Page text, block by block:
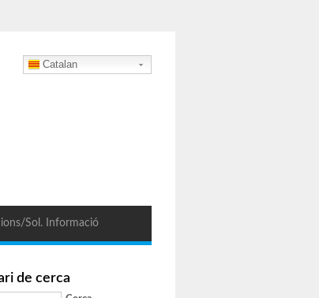
Catalan
Sol. Informació
de cerca